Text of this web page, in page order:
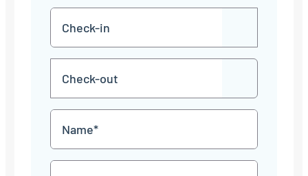
in
TT
Punkt
MM
JJJJ
TT
Punkt
MM
JJJJ